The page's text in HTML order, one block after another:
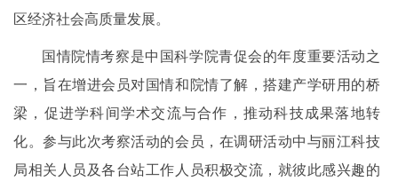
区经济社会高质量发展。
国情院情考察是中国科学院青促会的年度重要活动之
一，旨在增进会员对国情和院情了解，搭建产学研用的桥
梁，促进学科间学术交流与合作，推动科技成果落地转
化。参与此次考察活动的会员，在调研活动中与丽江科技
局相关人员及各台站工作人员积极交流，就彼此感兴趣的